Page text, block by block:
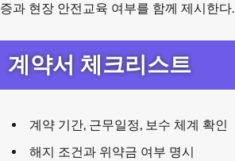
증과 현장 안전교육 여부를 함께 제시한다.
계약서 체크리스트
계약 기간, 근무일정, 보수 체계 확인
해지 조건과 위약금 여부 명시